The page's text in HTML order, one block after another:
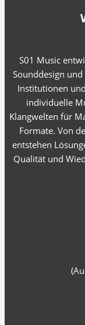
S01 Music
Sounddesign
Institutionen
individuelle
Klangwelten für
Formate. Von
entstehen
Qualität und